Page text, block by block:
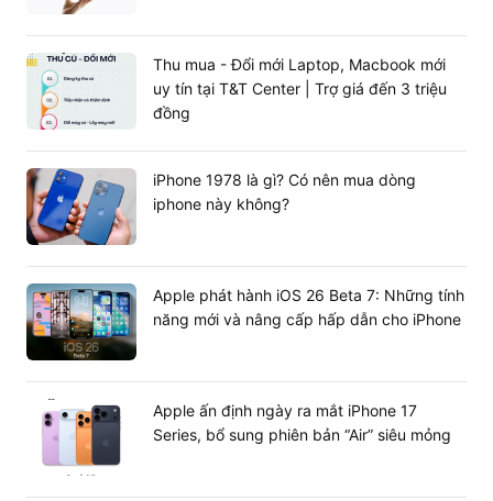
Thu mua - Đổi mới Laptop, Macbook mới
uy tín tại T&T Center | Trợ giá đến 3 triệu
đồng
iPhone 1978 là gì? Có nên mua dòng
iphone này không?
Apple phát hành iOS 26 Beta 7: Những tính
năng mới và nâng cấp hấp dẫn cho iPhone
Apple ấn định ngày ra mắt iPhone 17
Series, bổ sung phiên bản “Air” siêu mỏng